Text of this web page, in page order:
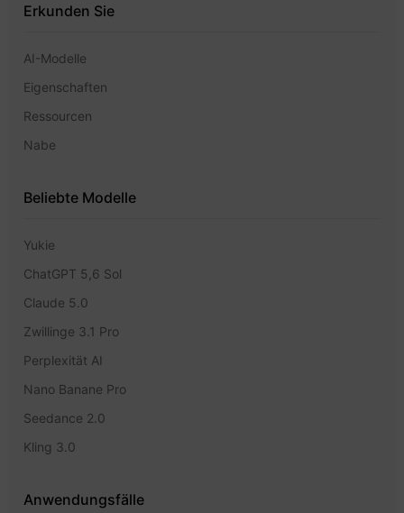
Erkunden Sie
AI-Modelle
Eigenschaften
Ressourcen
Nabe
Beliebte Modelle
Yukie
ChatGPT 5,6 Sol
Claude 5.0
Zwillinge 3.1 Pro
Perplexität AI
Nano Banane Pro
Seedance 2.0
Kling 3.0
Anwendungsfälle